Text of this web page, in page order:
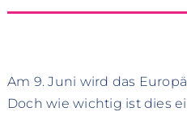
Am 9. Juni wird das
Doch wie wichtig ist dies